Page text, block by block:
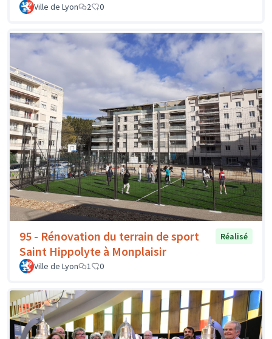
Ville de Lyon 2 0
95 - Rénovation du terrain de sport
Saint Hippolyte à Monplaisir
Réalisé
Ville de Lyon 1 0